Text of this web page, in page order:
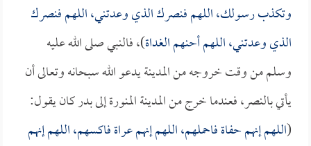
وتكذب رسولك، اللهم فنصرك الذي وعدتني، اللهم فنصرك
الذي وعدتني، اللهم أحنهم الغداة)، فالنبي صلى الله عليه
وسلم من وقت خروجه من المدينة يدعو الله سبحانه وتعالى أن
يأتي بالنصر، فعندما خرج من المدينة المنورة إلى بدر كان يقول:
(اللهم إنهم حفاة فاحملهم، اللهم إنهم عراة فاكسهم، اللهم إنهم